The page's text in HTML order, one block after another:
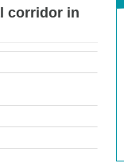
corridor in